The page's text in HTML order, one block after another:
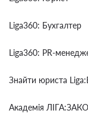
Liga360: Бухгалтер
Liga360: PR-
Знайти юриста
Академія